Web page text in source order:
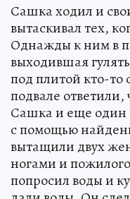
Сашка ходил и
вытаскивал тех,
Однажды к ним в
выходившая
под плитой кто-то
подвале
Сашка и еще один
с помощью
вытащили двух
ногами и
попросил воды и